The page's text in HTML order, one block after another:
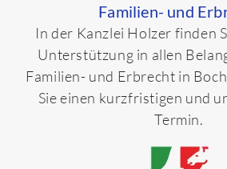
Familien- und
In der Kanzlei Holzer finden
Unterstützung in allen
Familien- und Erbrecht in
Sie einen kurzfristigen und
Termin.